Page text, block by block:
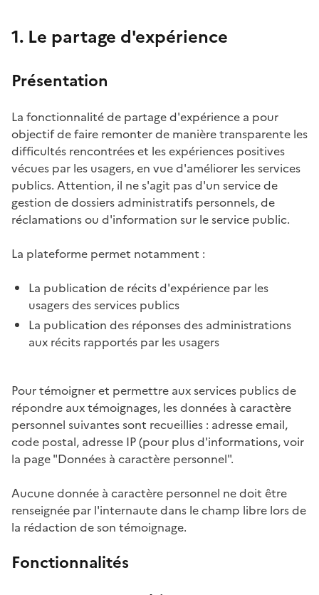
1. Le partage d'expérience
Présentation
La fonctionnalité de partage d'expérience a pour
objectif de faire remonter de manière transparente les
difficultés rencontrées et les expériences positives
vécues par les usagers, en vue d'améliorer les services
publics. Attention, il ne s'agit pas d'un service de
gestion de dossiers administratifs personnels, de
réclamations ou d'information sur le service public.
La plateforme permet notamment :
La publication de récits d'expérience par les
usagers des services publics
La publication des réponses des administrations
aux récits rapportés par les usagers
Pour témoigner et permettre aux services publics de
répondre aux témoignages, les données à caractère
personnel suivantes sont recueillies : adresse email,
code postal, adresse IP (pour plus d'informations, voir
la page "Données à caractère personnel".
Aucune donnée à caractère personnel ne doit être
renseignée par l'internaute dans le champ libre lors de
la rédaction de son témoignage.
Fonctionnalités